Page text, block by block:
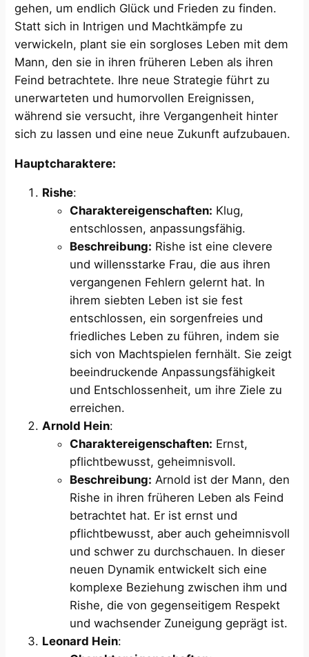
gehen, um endlich Glück und Frieden zu finden.
Statt sich in Intrigen und Machtkämpfe zu
verwickeln, plant sie ein sorgloses Leben mit dem
Mann, den sie in ihren früheren Leben als ihren
Feind betrachtete. Ihre neue Strategie führt zu
unerwarteten und humorvollen Ereignissen,
während sie versucht, ihre Vergangenheit hinter
sich zu lassen und eine neue Zukunft aufzubauen.
Hauptcharaktere:
Rishe:
Charaktereigenschaften: Klug,
entschlossen, anpassungsfähig.
Beschreibung: Rishe ist eine clevere
und willensstarke Frau, die aus ihren
vergangenen Fehlern gelernt hat. In
ihrem siebten Leben ist sie fest
entschlossen, ein sorgenfreies und
friedliches Leben zu führen, indem sie
sich von Machtspielen fernhält. Sie zeigt
beeindruckende Anpassungsfähigkeit
und Entschlossenheit, um ihre Ziele zu
erreichen.
Arnold Hein:
Charaktereigenschaften: Ernst,
pflichtbewusst, geheimnisvoll.
Beschreibung: Arnold ist der Mann, den
Rishe in ihren früheren Leben als Feind
betrachtet hat. Er ist ernst und
pflichtbewusst, aber auch geheimnisvoll
und schwer zu durchschauen. In dieser
neuen Dynamik entwickelt sich eine
komplexe Beziehung zwischen ihm und
Rishe, die von gegenseitigem Respekt
und wachsender Zuneigung geprägt ist.
Leonard Hein: